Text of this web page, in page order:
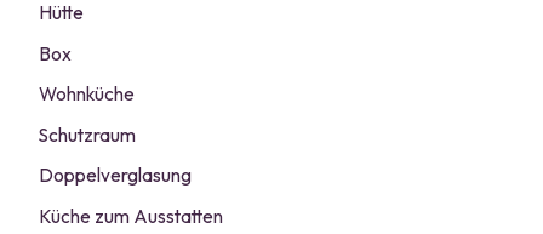
Hütte
Box
Wohnküche
Schutzraum
Doppelverglasung
Küche zum Ausstatten